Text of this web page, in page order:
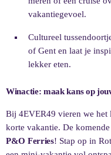
vakantiegevoel.
Cultureel
of Gent en laat je
lekker eten.
Winactie: maak kans op
Bij 4EVER49 vieren we het
korte vakantie. De
P&O Ferries! Stap op in